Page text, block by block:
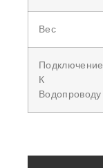
Вес
Подключение
К
Водопроводу